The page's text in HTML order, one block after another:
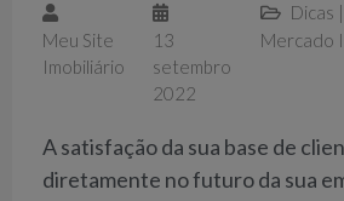
Meu Site
Imobiliário
13
setembro
2022
Dicas |
Mercado
A satisfação da sua base de
diretamente no futuro da sua